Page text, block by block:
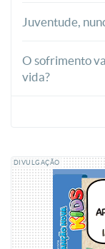
Juventude,
O sofrimento
vida?
DIVULGAÇÃO